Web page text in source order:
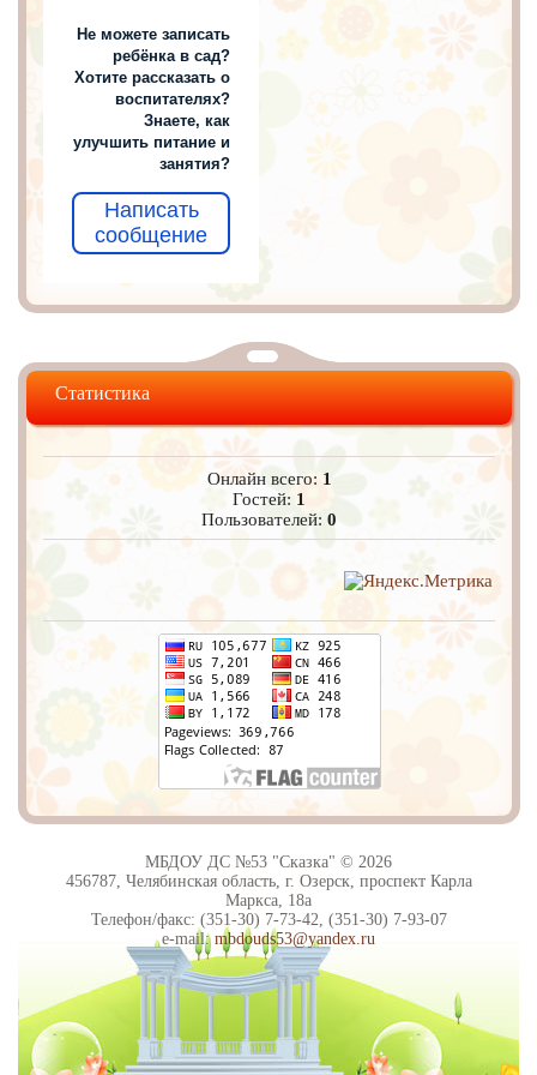
Не можете записать
ребёнка в сад?
Хотите рассказать о
воспитателях?
Знаете, как
улучшить питание и
занятия?
Написать
сообщение
Статистика
Онлайн всего: 1
Гостей: 1
Пользователей:0
МБДОУ ДС №53 "Сказка" © 2026
456787, Челябинская область, г. Озерск, проспект Карла
Маркса, 18а
Телефон/факс: (351-30) 7-73-42, (351-30) 7-93-07
e-mail: mbdouds53@yandex.ru